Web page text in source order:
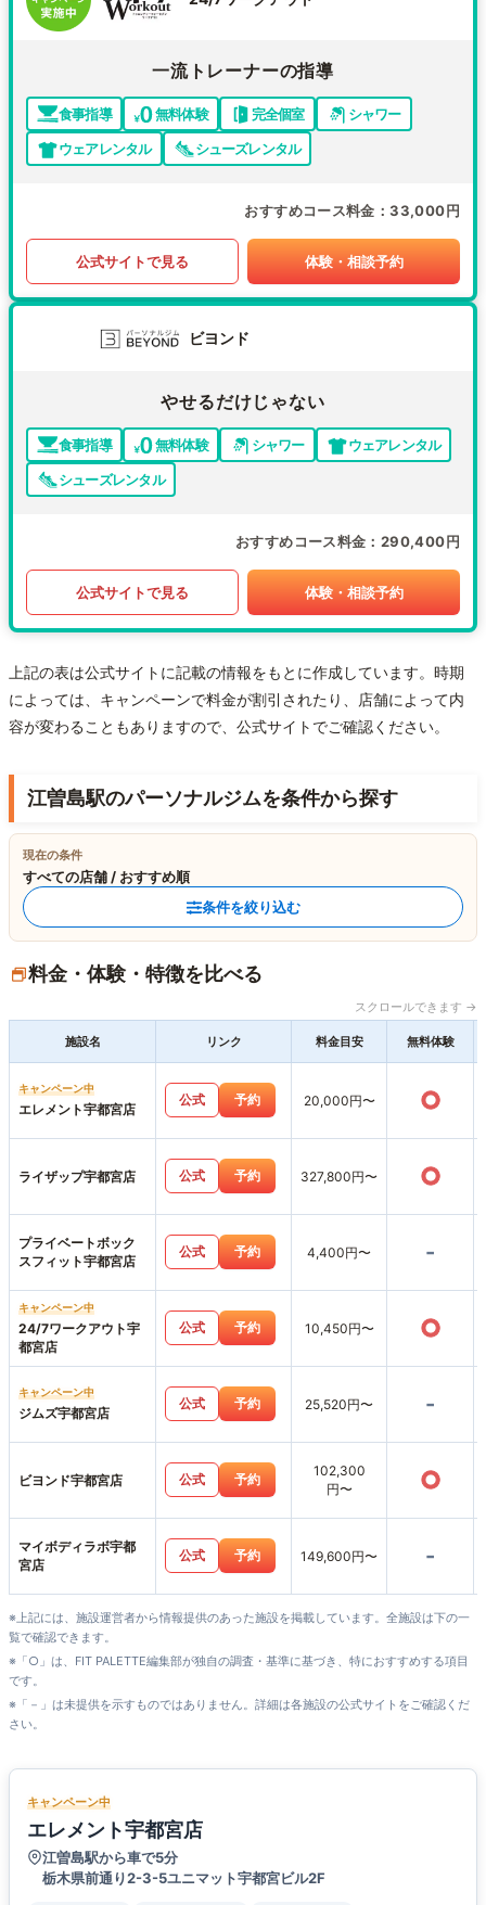
一流トレーナーの指導
食事指導 無料体験 完全個室
シャワー
ウェアレンタル
シューズレンタル
おすすめコース料金 33,000円
公式サイトで見る 体験・相談予約
ビヨンド
やせるだけじゃない
食事指導 無料体験 シャワー
ウェアレンタル
シューズレンタル
おすすめコース料金 290,400円
公式サイトで見る 体験・相談予約
上記の表は公式サイトに記載の情報をもとに作成しています。時期
によっては、キャンペーンで料金が割引されたり、店舗によって内
容が変わることもありますので、公式サイトでご確認ください。
江曽島駅のパーソナルジムを条件から探す
現在の条件
すべての店舗 / おすすめ順
条件を絞り込む
料金・体験・特徴を比べる
スクロールできます →
施設名 リンク 料金目安 無料体験
キャンペーン中
エレメント宇都宮店
公式 予約 20,000円〜 ○
ライザップ宇都宮店 公式 予約 327,800円〜 ○
プライベートボック
スフィット宇都宮店
公式 予約 4,400円〜 -
キャンペーン中
24/7ワークアウト宇
都宮店
公式 予約 10,450円〜 ○
キャンペーン中
ジムズ宇都宮店
公式 予約 25,520円〜 -
ビヨンド宇都宮店 公式 予約
102,300
円〜
○
マイボディラボ宇都
宮店
公式 予約 149,600円〜 -
※上記には、施設運営者から情報提供のあった施設を掲載しています。全施設は下の一
覧で確認できます。
※「○」は、FIT PALETTE編集部が独自の調査・基準に基づき、特におすすめする項目
です。
※「－」は未提供を示すものではありません。詳細は各施設の公式サイトをご確認くだ
さい。
キャンペーン中
エレメント宇都宮店
江曽島駅から車で5分
栃木県前通り2-3-5ユニマット宇都宮ビル2F